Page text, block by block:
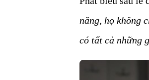
năng, họ không
có tất cả những